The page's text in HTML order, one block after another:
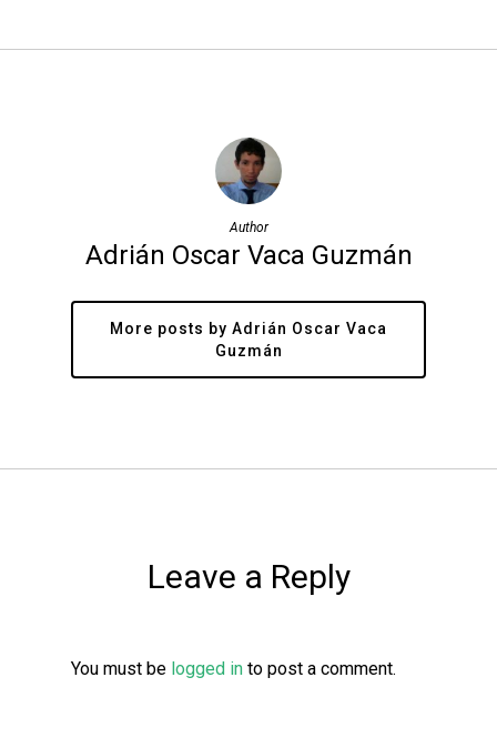
Author
Adrián Oscar Vaca Guzmán
More posts by Adrián Oscar Vaca
Guzmán
Leave a Reply
You must be logged in to post a comment.